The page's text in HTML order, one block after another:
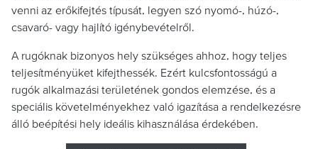
venni az erőkifejtés típusát, legyen szó nyomó-, húzó-,
csavaró- vagy hajlító igénybevételről.
A rugóknak bizonyos hely szükséges ahhoz, hogy teljes
teljesítményüket kifejthessék. Ezért kulcsfontosságú a
rugók alkalmazási területének gondos elemzése, és a
speciális követelményekhez való igazítása a rendelkezésre
álló beépítési hely ideális kihasználása érdekében.